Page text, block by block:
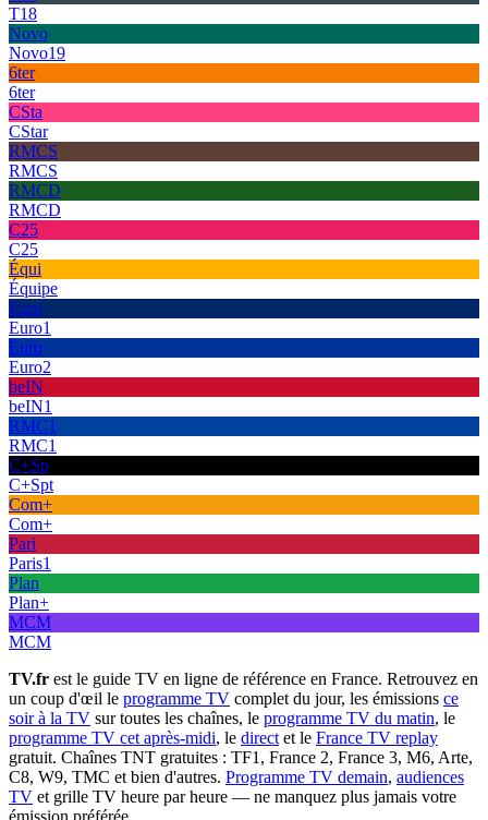
T18
Novo
Novo19
6ter
6ter
CSta
CStar
RMCS
RMCS
RMCD
RMCD
C25
C25
Équi
Équipe
Euro
Euro1
Euro
Euro2
beIN
beIN1
RMC1
RMC1
C+Sp
C+Spt
Com+
Com+
Pari
Paris1
Plan
Plan+
MCM
MCM
TV.fr est le guide TV en ligne de référence en France. Retrouvez en
un coup d'œil le programme TV complet du jour, les émissions ce
soir à la TV sur toutes les chaînes, le programme TV du matin, le
programme TV cet après-midi, le direct et le France TV replay
gratuit. Chaînes TNT gratuites : TF1, France 2, France 3, M6, Arte,
C8, W9, TMC et bien d'autres. Programme TV demain, audiences
TV et grille TV heure par heure — ne manquez plus jamais votre
émission préférée.